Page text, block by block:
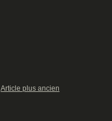
Article plus ancien